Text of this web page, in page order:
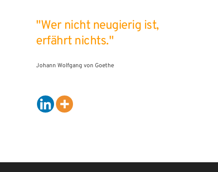
"Wer nicht neugierig ist,
erfährt nichts."
Johann Wolfgang von Goethe